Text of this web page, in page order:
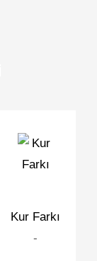
Kur Farkı
-